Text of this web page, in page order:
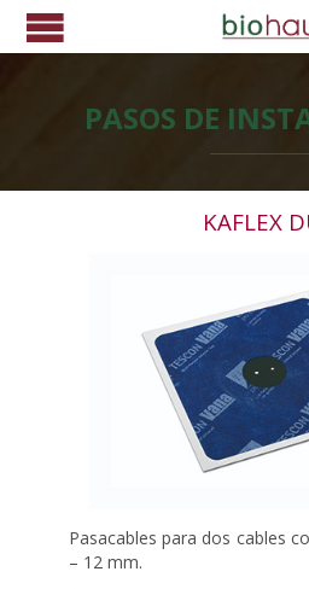
PASOS DE
KAFLEX
Pasacables para dos cables
– 12 mm.